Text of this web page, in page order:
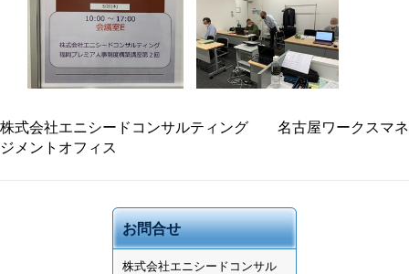
株式会社エニシードコンサルティング 名古屋ワークスマネ
ジメントオフィス
お問合せ
株式会社エニシードコンサル